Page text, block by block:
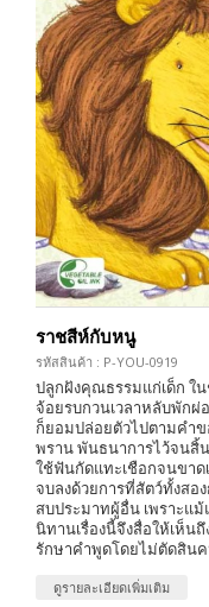
ราชสีห์กับหนู
รหัสสินค้า : P-YOU-0919
ปลูกฝังคุณธรรมแก่เด็ก ใ
จ้อยรบกวนเวลาหลับพักผ่
ก็ยอมปล่อยตัวไปตามคำข
พราน พันธนาการไว้จน
ใช้ฟันกัดแทะเชือกจนขาด
จบลงด้วยการที่สัตว์ทั้งสอ
สบประมาทผู้อื่น เพราะแ
นิทานเรื่องนี้จึงสื่อให้เห็น
รักษาคำพูดโดยไม่ตัดสิน
ดูรายละเอียดเพิ่มเติม